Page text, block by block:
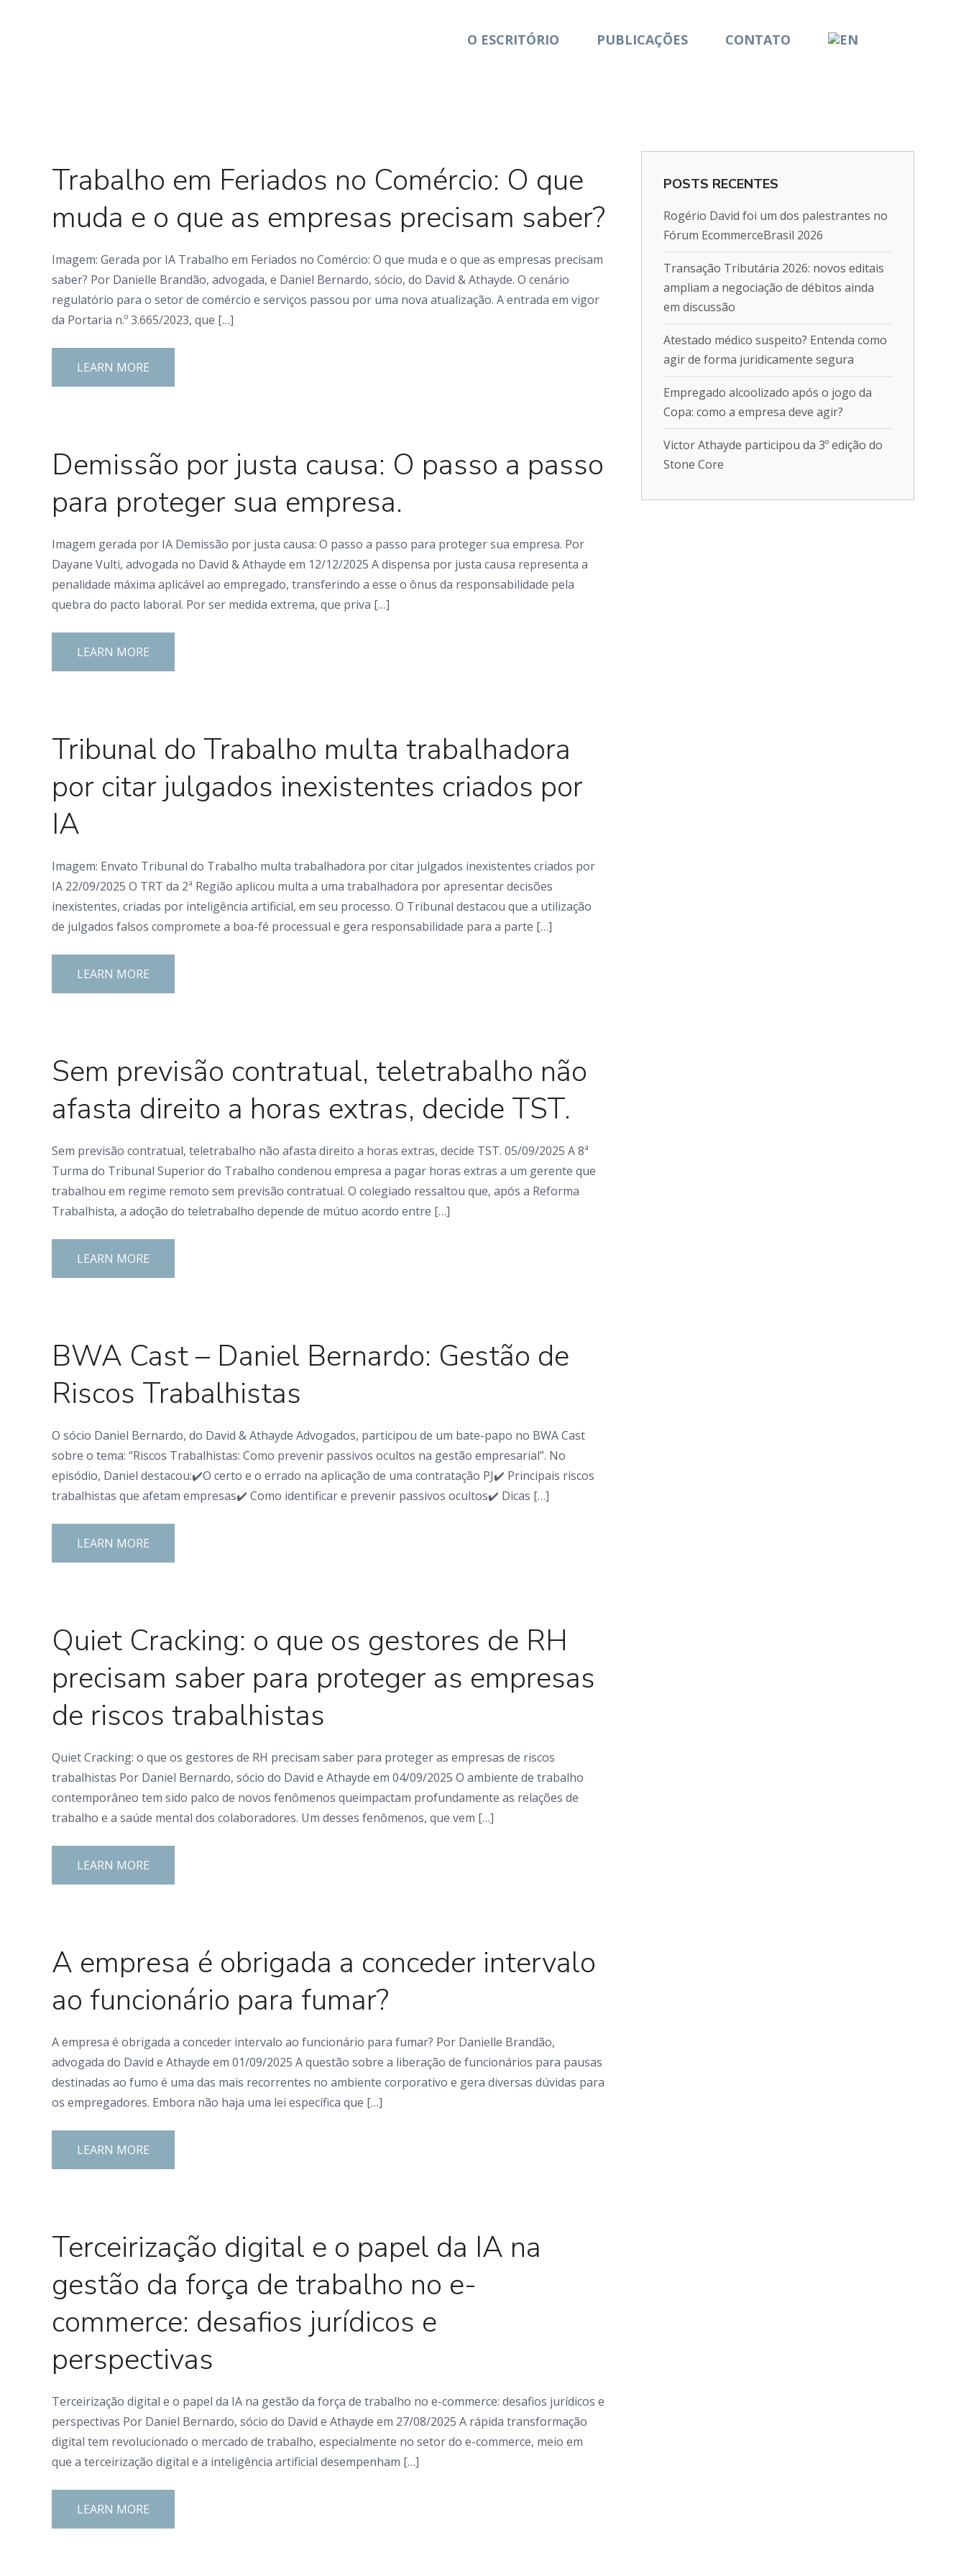
O ESCRITÓRIO PUBLICAÇÕES CONTATO
Trabalho em Feriados no Comércio: O que
muda e o que as empresas precisam saber?
Imagem: Gerada por IA Trabalho em Feriados no Comércio: O que muda e o que as empresas precisam
saber? Por Danielle Brandão, advogada, e Daniel Bernardo, sócio, do David & Athayde. O cenário
regulatório para o setor de comércio e serviços passou por uma nova atualização. A entrada em vigor
da Portaria n.º 3.665/2023, que […]
LEARN MORE
Demissão por justa causa: O passo a passo
para proteger sua empresa.
Imagem gerada por IA Demissão por justa causa: O passo a passo para proteger sua empresa. Por
Dayane Vulti, advogada no David & Athayde em 12/12/2025 A dispensa por justa causa representa a
penalidade máxima aplicável ao empregado, transferindo a esse o ônus da responsabilidade pela
quebra do pacto laboral. Por ser medida extrema, que priva […]
LEARN MORE
Tribunal do Trabalho multa trabalhadora
por citar julgados inexistentes criados por
IA
Imagem: Envato Tribunal do Trabalho multa trabalhadora por citar julgados inexistentes criados por
IA 22/09/2025 O TRT da 2ª Região aplicou multa a uma trabalhadora por apresentar decisões
inexistentes, criadas por inteligência artificial, em seu processo. O Tribunal destacou que a utilização
de julgados falsos compromete a boa-fé processual e gera responsabilidade para a parte […]
LEARN MORE
Sem previsão contratual, teletrabalho não
afasta direito a horas extras, decide TST.
Sem previsão contratual, teletrabalho não afasta direito a horas extras, decide TST. 05/09/2025 A 8ª
Turma do Tribunal Superior do Trabalho condenou empresa a pagar horas extras a um gerente que
trabalhou em regime remoto sem previsão contratual. O colegiado ressaltou que, após a Reforma
Trabalhista, a adoção do teletrabalho depende de mútuo acordo entre […]
LEARN MORE
BWA Cast – Daniel Bernardo: Gestão de
Riscos Trabalhistas
O sócio Daniel Bernardo, do David & Athayde Advogados, participou de um bate-papo no BWA Cast
sobre o tema: “Riscos Trabalhistas: Como prevenir passivos ocultos na gestão empresarial”. No
episódio, Daniel destacou:✔️O certo e o errado na aplicação de uma contratação PJ✔️ Principais riscos
trabalhistas que afetam empresas✔️ Como identificar e prevenir passivos ocultos✔️ Dicas […]
LEARN MORE
Quiet Cracking: o que os gestores de RH
precisam saber para proteger as empresas
de riscos trabalhistas
Quiet Cracking: o que os gestores de RH precisam saber para proteger as empresas de riscos
trabalhistas Por Daniel Bernardo, sócio do David e Athayde em 04/09/2025 O ambiente de trabalho
contemporâneo tem sido palco de novos fenômenos queimpactam profundamente as relações de
trabalho e a saúde mental dos colaboradores. Um desses fenômenos, que vem […]
LEARN MORE
A empresa é obrigada a conceder intervalo
ao funcionário para fumar?
A empresa é obrigada a conceder intervalo ao funcionário para fumar? Por Danielle Brandão,
advogada do David e Athayde em 01/09/2025 A questão sobre a liberação de funcionários para pausas
destinadas ao fumo é uma das mais recorrentes no ambiente corporativo e gera diversas dúvidas para
os empregadores. Embora não haja uma lei específica que […]
LEARN MORE
Terceirização digital e o papel da IA na
gestão da força de trabalho no e-
commerce: desafios jurídicos e
perspectivas
Terceirização digital e o papel da IA na gestão da força de trabalho no e-commerce: desafios jurídicos e
perspectivas Por Daniel Bernardo, sócio do David e Athayde em 27/08/2025 A rápida transformação
digital tem revolucionado o mercado de trabalho, especialmente no setor do e-commerce, meio em
que a terceirização digital e a inteligência artificial desempenham […]
LEARN MORE
POSTS RECENTES
Rogério David foi um dos palestrantes no
Fórum EcommerceBrasil 2026
Transação Tributária 2026: novos editais
ampliam a negociação de débitos ainda
em discussão
Atestado médico suspeito? Entenda como
agir de forma juridicamente segura
Empregado alcoolizado após o jogo da
Copa: como a empresa deve agir?
Victor Athayde participou da 3º edição do
Stone Core